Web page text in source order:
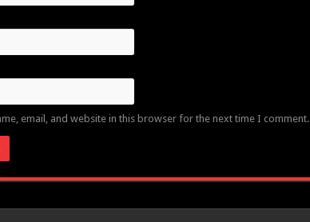
email, and website in this browser for the next time I comment.